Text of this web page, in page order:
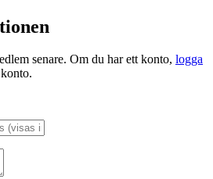
senare. Om du har ett konto, logga